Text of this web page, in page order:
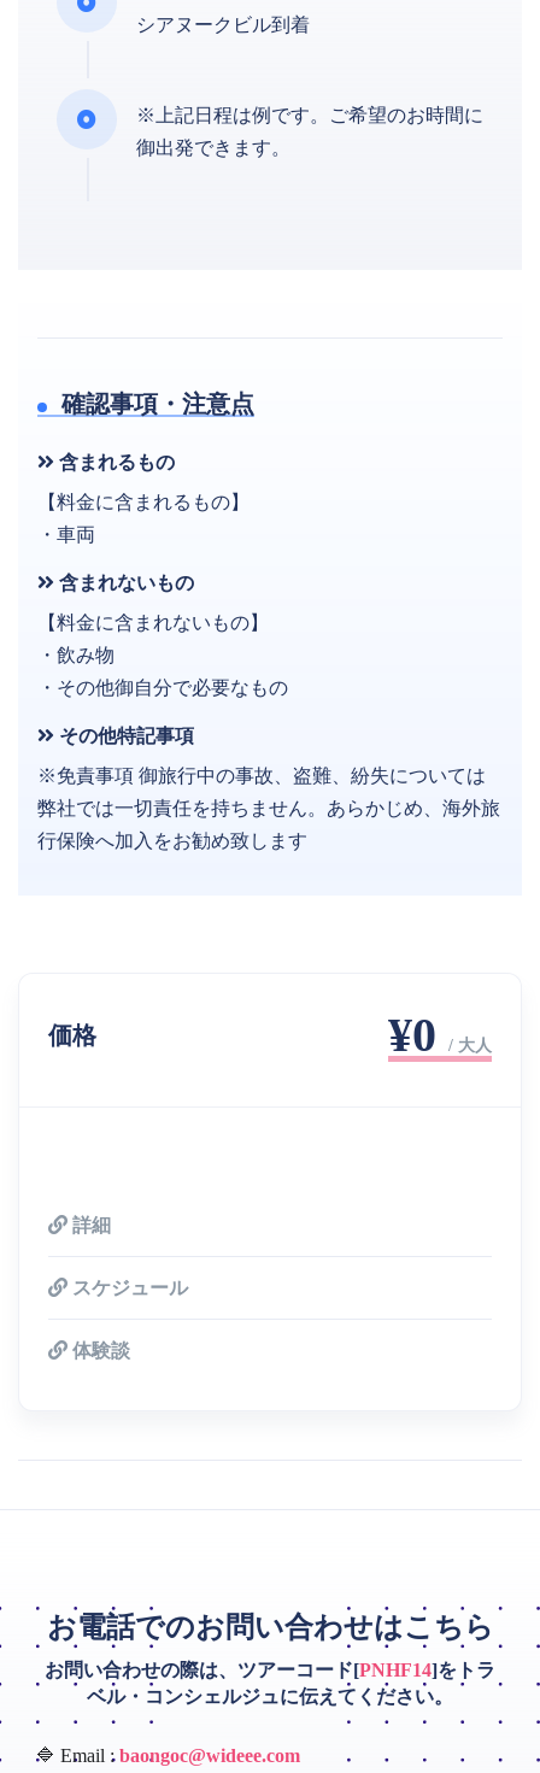
シアヌークビル到着
※上記日程は例です。ご希望のお時間に
御出発できます。
確認事項・注意点
含まれるもの
【料金に含まれるもの】
・車両
含まれないもの
【料金に含まれないもの】
・飲み物
・その他御自分で必要なもの
その他特記事項
※免責事項 御旅行中の事故、盗難、紛失については
弊社では一切責任を持ちません。あらかじめ、海外旅
行保険へ加入をお勧め致します
価格 ¥0 / 大人
詳細
スケジュール
体験談
お電話でのお問い合わせはこちら
お問い合わせの際は、ツアーコード[PNHF14]をトラ
ベル・コンシェルジュに伝えてください。
🔷 Email :baongoc@wideee.com